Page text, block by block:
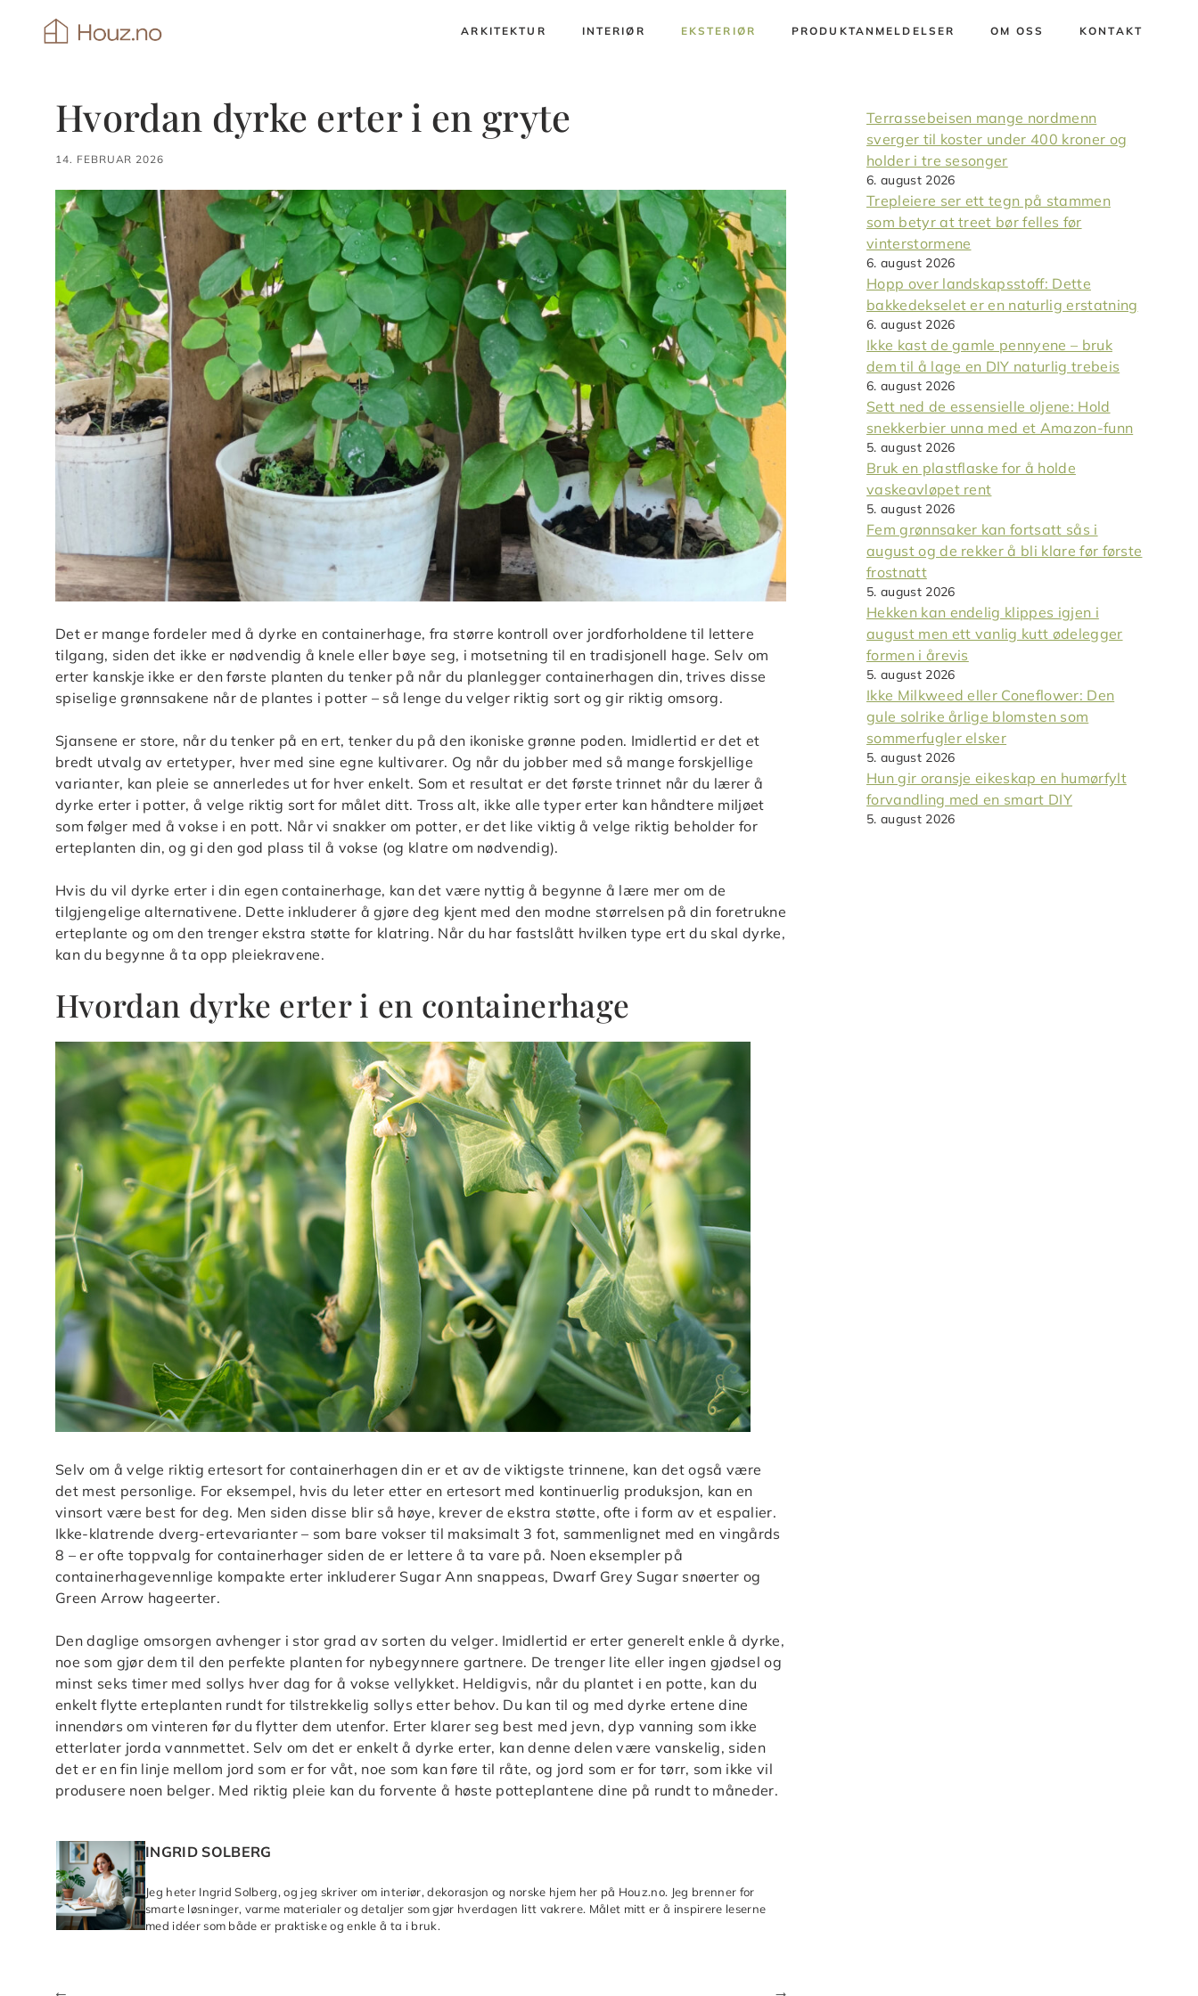
ARKITEKTUR INTERIØR EKSTERIØR PRODUKTANMELDELSER OM OSS KONTAKT
Hvordan dyrke erter i en gryte
14. FEBRUAR 2026
Det er mange fordeler med å dyrke en containerhage, fra større kontroll over jordforholdene til lettere
tilgang, siden det ikke er nødvendig å knele eller bøye seg, i motsetning til en tradisjonell hage. Selv om
erter kanskje ikke er den første planten du tenker på når du planlegger containerhagen din, trives disse
spiselige grønnsakene når de plantes i potter – så lenge du velger riktig sort og gir riktig omsorg.
Sjansene er store, når du tenker på en ert, tenker du på den ikoniske grønne poden. Imidlertid er det et
bredt utvalg av ertetyper, hver med sine egne kultivarer. Og når du jobber med så mange forskjellige
varianter, kan pleie se annerledes ut for hver enkelt. Som et resultat er det første trinnet når du lærer å
dyrke erter i potter, å velge riktig sort for målet ditt. Tross alt, ikke alle typer erter kan håndtere miljøet
som følger med å vokse i en pott. Når vi snakker om potter, er det like viktig å velge riktig beholder for
erteplanten din, og gi den god plass til å vokse (og klatre om nødvendig).
Hvis du vil dyrke erter i din egen containerhage, kan det være nyttig å begynne å lære mer om de
tilgjengelige alternativene. Dette inkluderer å gjøre deg kjent med den modne størrelsen på din foretrukne
erteplante og om den trenger ekstra støtte for klatring. Når du har fastslått hvilken type ert du skal dyrke,
kan du begynne å ta opp pleiekravene.
Hvordan dyrke erter i en containerhage
Selv om å velge riktig ertesort for containerhagen din er et av de viktigste trinnene, kan det også være
det mest personlige. For eksempel, hvis du leter etter en ertesort med kontinuerlig produksjon, kan en
vinsort være best for deg. Men siden disse blir så høye, krever de ekstra støtte, ofte i form av et espalier.
Ikke-klatrende dverg-ertevarianter – som bare vokser til maksimalt 3 fot, sammenlignet med en vingårds
8 – er ofte toppvalg for containerhager siden de er lettere å ta vare på. Noen eksempler på
containerhagevennlige kompakte erter inkluderer Sugar Ann snappeas, Dwarf Grey Sugar snøerter og
Green Arrow hageerter.
Den daglige omsorgen avhenger i stor grad av sorten du velger. Imidlertid er erter generelt enkle å dyrke,
noe som gjør dem til den perfekte planten for nybegynnere gartnere. De trenger lite eller ingen gjødsel og
minst seks timer med sollys hver dag for å vokse vellykket. Heldigvis, når du plantet i en potte, kan du
enkelt flytte erteplanten rundt for tilstrekkelig sollys etter behov. Du kan til og med dyrke ertene dine
innendørs om vinteren før du flytter dem utenfor. Erter klarer seg best med jevn, dyp vanning som ikke
etterlater jorda vannmettet. Selv om det er enkelt å dyrke erter, kan denne delen være vanskelig, siden
det er en fin linje mellom jord som er for våt, noe som kan føre til råte, og jord som er for tørr, som ikke vil
produsere noen belger. Med riktig pleie kan du forvente å høste potteplantene dine på rundt to måneder.
INGRID SOLBERG
Jeg heter Ingrid Solberg, og jeg skriver om interiør, dekorasjon og norske hjem her på Houz.no. Jeg brenner for
smarte løsninger, varme materialer og detaljer som gjør hverdagen litt vakrere. Målet mitt er å inspirere leserne
med idéer som både er praktiske og enkle å ta i bruk.
Terrassebeisen mange nordmenn
sverger til koster under 400 kroner og
holder i tre sesonger
6. august 2026
Trepleiere ser ett tegn på stammen
som betyr at treet bør felles før
vinterstormene
6. august 2026
Hopp over landskapsstoff: Dette
bakkedekselet er en naturlig erstatning
6. august 2026
Ikke kast de gamle pennyene – bruk
dem til å lage en DIY naturlig trebeis
6. august 2026
Sett ned de essensielle oljene: Hold
snekkerbier unna med et Amazon-funn
5. august 2026
Bruk en plastflaske for å holde
vaskeavløpet rent
5. august 2026
Fem grønnsaker kan fortsatt sås i
august og de rekker å bli klare før første
frostnatt
5. august 2026
Hekken kan endelig klippes igjen i
august men ett vanlig kutt ødelegger
formen i årevis
5. august 2026
Ikke Milkweed eller Coneflower: Den
gule solrike årlige blomsten som
sommerfugler elsker
5. august 2026
Hun gir oransje eikeskap en humørfylt
forvandling med en smart DIY
5. august 2026